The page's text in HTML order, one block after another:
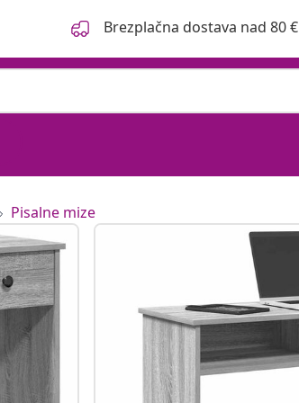
Brezplačna dostava nad 80 €
Pisalne mize